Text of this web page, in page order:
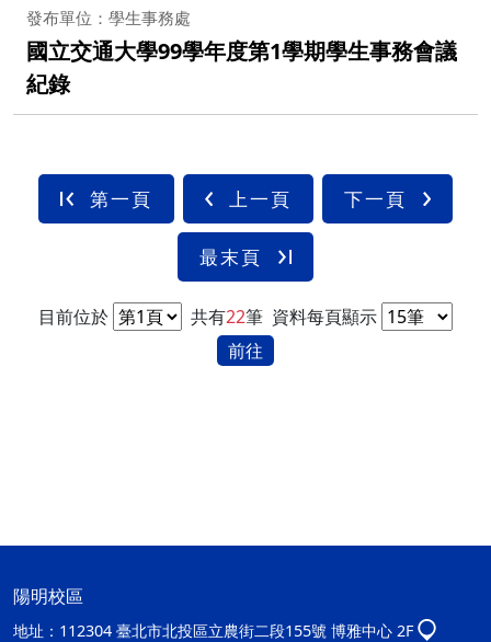
發布單位：學生事務處
國立交通大學99學年度第1學期學生事務會議
紀錄
第一頁 上一頁 下一頁
最末頁
目前位於 共有22筆 資料每頁顯示
前往
陽明校區
地址： 112304 臺北市北投區立農街二段155號 博雅中心 2F